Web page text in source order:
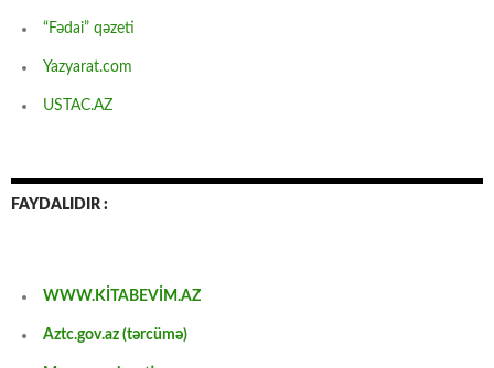
“Fədai” qəzeti
Yazyarat.com
USTAC.AZ
FAYDALIDIR :
WWW.KİTABEVİM.AZ
Aztc.gov.az (tərcümə)